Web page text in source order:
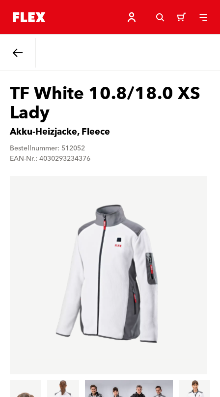
TF White 10.8/18.0 XS
Lady
Akku-Heizjacke, Fleece
Bestellnummer: 512052
EAN-Nr.: 4030293234376